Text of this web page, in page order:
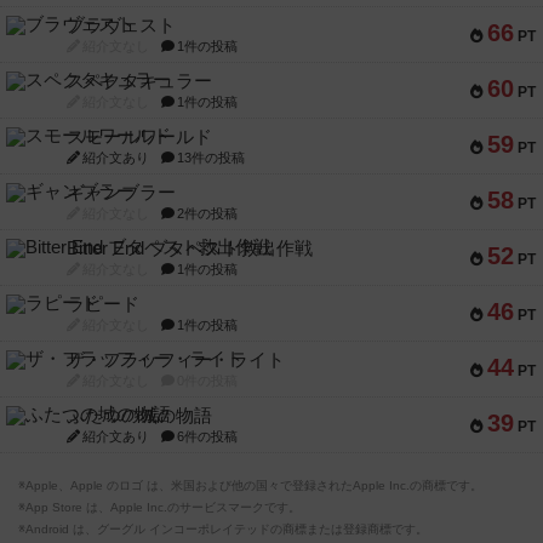
66 PT
ブラヴェスト
1件の投稿
60 PT
スペクタキュラー
1件の投稿
59 PT
スモールワールド
紹介文あり 13件の投稿
58 PT
ギャンブラー
2件の投稿
52 PT
Bitter End ブタペスト救出作戦
1件の投稿
46 PT
ラピード
1件の投稿
44 PT
ザ・フラッフィー・ライト
39 PT
ふたつの城の物語
紹介文あり 6件の投稿
※Apple、Apple のロゴ は、米国および他の国々で登録されたApple Inc.の商標です。
※App Store は、Apple Inc.のサービスマークです。
※Android は、グーグル インコーポレイテッドの商標または登録商標です。